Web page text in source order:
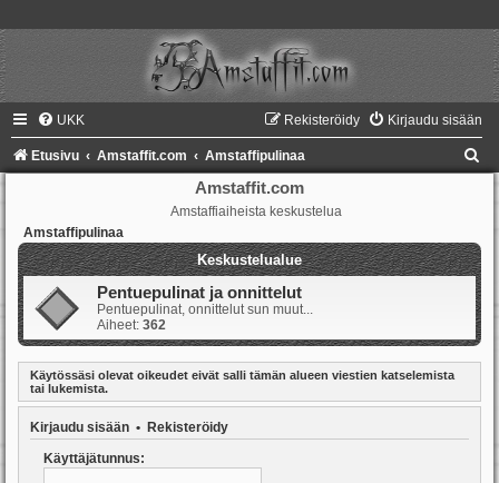
UKK Kirjaudu sisään
Rekisteröidy
Etusivu Amstaffit.com Amstaffipulinaa
Amstaffit.com
Amstaffiaiheista keskustelua
Amstaffipulinaa
Keskustelualue
Pentuepulinat ja onnittelut
Pentuepulinat, onnittelut sun muut...
Aiheet: 362
Käytössäsi olevat oikeudet eivät salli tämän alueen viestien katselemista
tai lukemista.
Kirjaudu sisään • Rekisteröidy
Käyttäjätunnus: